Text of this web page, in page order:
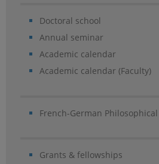
Doctoral school
Annual seminar
Academic calendar
Academic calendar (Faculty)
French-German
Grants & fellowships